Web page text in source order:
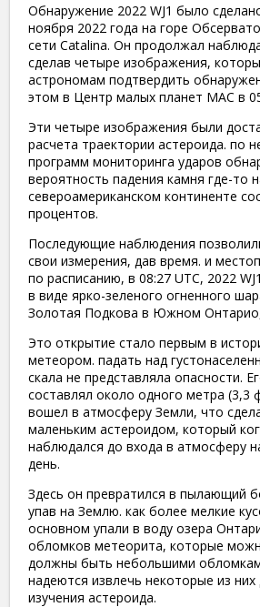
Обнаружение 2022 WJ1 было
ноября 2022 года на горе
сети Catalina. Он продолжал
сделав четыре изображения,
астрономам подтвердить
этом в Центр малых планет МАС в
Эти четыре изображения были
расчета траектории астероида. по
программ мониторинга ударов
вероятность падения камня где-то
североамериканском континенте
процентов.
Последующие наблюдения
свои измерения, дав время. и
по расписанию, в 08:27 UTC, 2022
в виде ярко-зеленого огненного
Золотая Подкова в Южном
Это открытие стало первым в
метеором. падать над
скала не представляла опасности.
составлял около одного метра (3,3
вошел в атмосферу Земли, что
маленьким астероидом, который
наблюдался до входа в атмосферу
день.
Здесь он превратился в пылающий
упав на Землю. как более мелкие
основном упали в воду озера
обломков метеорита, которые
должны быть небольшими
надеются извлечь некоторые из
изучения астероида.